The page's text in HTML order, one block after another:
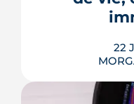
Voici les
22